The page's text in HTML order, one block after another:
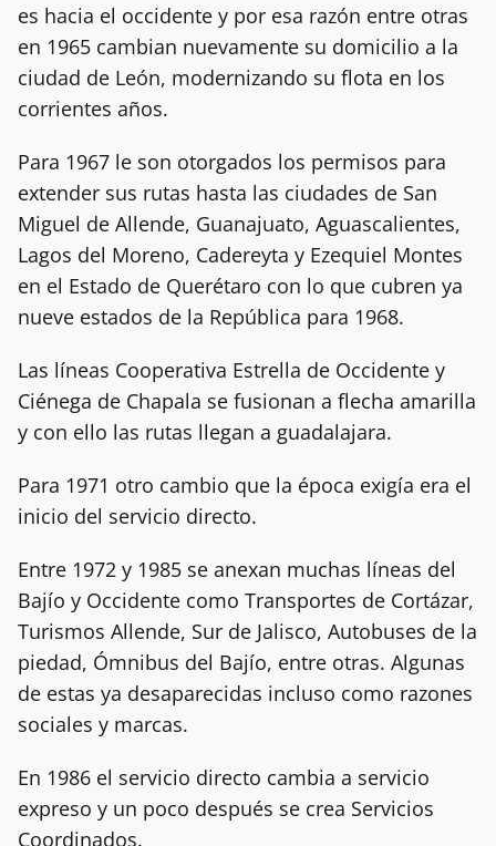
es hacia el occidente y por esa razón entre otras
en 1965 cambian nuevamente su domicilio a la
ciudad de León, modernizando su flota en los
corrientes años.
Para 1967 le son otorgados los permisos para
extender sus rutas hasta las ciudades de San
Miguel de Allende, Guanajuato, Aguascalientes,
Lagos del Moreno, Cadereyta y Ezequiel Montes
en el Estado de Querétaro con lo que cubren ya
nueve estados de la República para 1968.
Las líneas Cooperativa Estrella de Occidente y
Ciénega de Chapala se fusionan a flecha amarilla
y con ello las rutas llegan a guadalajara.
Para 1971 otro cambio que la época exigía era el
inicio del servicio directo.
Entre 1972 y 1985 se anexan muchas líneas del
Bajío y Occidente como Transportes de Cortázar,
Turismos Allende, Sur de Jalisco, Autobuses de la
piedad, Ómnibus del Bajío, entre otras. Algunas
de estas ya desaparecidas incluso como razones
sociales y marcas.
En 1986 el servicio directo cambia a servicio
expreso y un poco después se crea Servicios
Coordinados.